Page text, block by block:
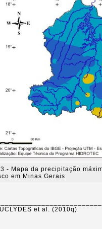
- Mapa da precipitação
em Minas Gerais
et al. (2010q)